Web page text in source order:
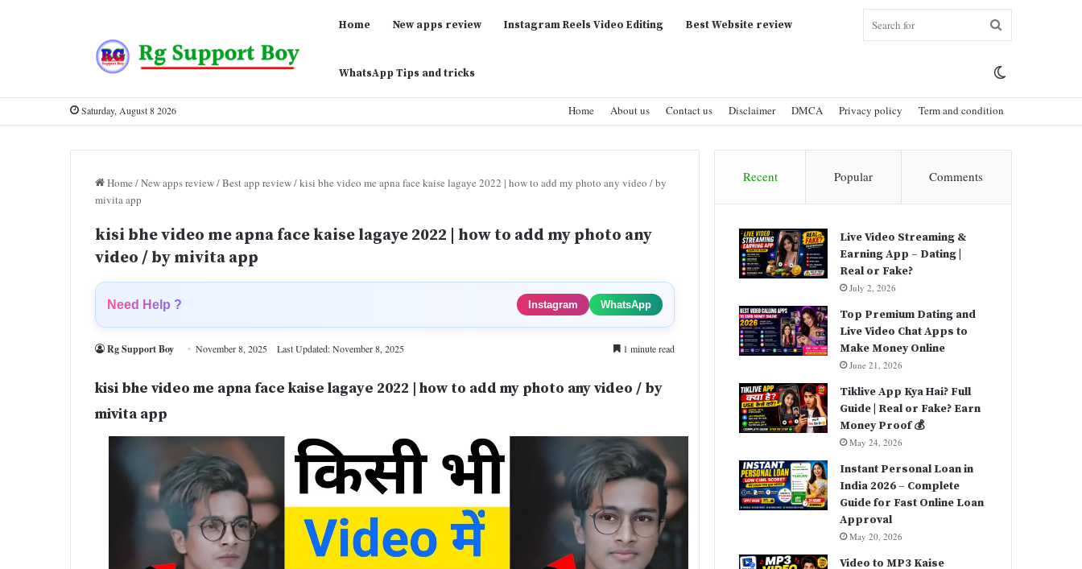
Home New apps review Instagram Reels Video Editing Best Website review
WhatsApp Tips and tricks for
skin
Saturday, August 8 2026 Home About us Contact us Disclaimer DMCA Privacy policy Term and condition
Home /New apps review/Best app review/kisi bhe video me apna face kaise lagaye 2022 | how to add my photo any video / by
mivita app
kisi bhe video me apna face kaise lagaye 2022 | how to add my photo any
video / by mivita app
Need Help ? Instagram WhatsApp
Rg Support Boy November 8, 2025 Last Updated: November 8, 2025 1 minute read
kisi bhe video me apna face kaise lagaye 2022 | how to add my photo any video / by
mivita app
Recent Popular Comments
Live Video Streaming &
Earning App – Dating |
Real or Fake?
July 2, 2026
Top Premium Dating and
Live Video Chat Apps to
Make Money Online
June 21, 2026
Tiklive App Kya Hai? Full
Guide | Real or Fake? Earn
Money Proof 💰
May 24, 2026
Instant Personal Loan in
India 2026 – Complete
Guide for Fast Online Loan
Approval
May 20, 2026
Video to MP3 Kaise